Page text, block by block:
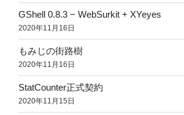
GShell 0.8.3 − WebSurkit + XYeyes
2020年11月16日
もみじの街路樹
2020年11月16日
StatCounter正式契約
2020年11月15日